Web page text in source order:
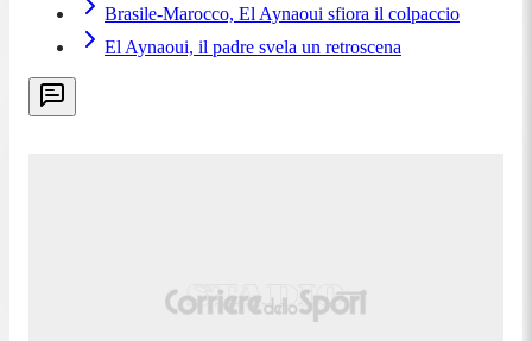
Brasile-Marocco, El Aynaoui sfiora il colpaccio
El Aynaoui, il padre svela un retroscena